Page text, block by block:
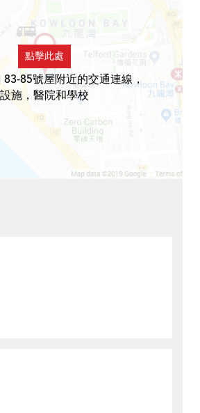
點擊此處
83-85號屋附近的交通連線，
設施，醫院和學校